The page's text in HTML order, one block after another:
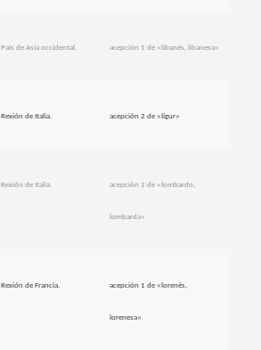
País de Asia occidental. acepción 1 de «libanés, libanesa»
Rexión de Italia. acepción 2 de «lígur»
Rexión de Italia. acepción 1 de «lombardo,
lombarda»
Rexión de Francia. acepción 1 de «lorenés,
lorenesa»